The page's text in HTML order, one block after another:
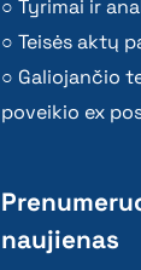
Tyrimai ir
Teisės aktų
Galiojančio
poveikio ex
naujienas